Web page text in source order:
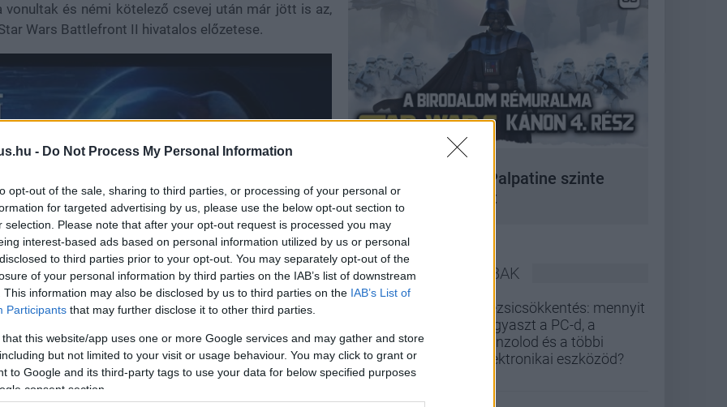
- Do Not Process My Personal Information
opt-out of the sale, sharing to third parties, or processing of your personal or
for targeted advertising by us, please use the below opt-out section to
selection. Please note that after your opt-out request is processed you may
interest-based ads based on personal information utilized by us or personal
to third parties prior to your opt-out. You may separately opt-out of the
of your personal information by third parties on the IAB’s list of downstream
This information may also be disclosed by us to third parties on the IAB’s List of
Participants that may further disclose it to other third parties.
that this website/app uses one or more Google services and may gather and store
but not limited to your visit or usage behaviour. You may click to grant or
to Google and its third-party tags to use your data for below specified purposes
consent section.
és némi kötelező csevej után már jött is az,
Wars Battlefront II hivatalos előzetese.
A korszak, amikor Palpatine szinte
bármit megtehetett
LEGOLVASOTTABBAK
Rezsicsökkentés: mennyit
fogyaszt a PC-d, a
konzolod és a többi
elektronikai eszközöd?